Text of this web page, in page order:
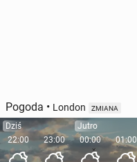
Pogoda • London ZMIANA
Dziś
22:00
23:00
Jutro
00:00
01:00